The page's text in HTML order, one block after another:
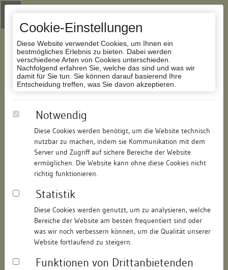
Cookie-Einstellungen
Diese Website verwendet Cookies, um Ihnen ein
bestmögliches Erlebnis zu bieten. Dabei werden
verschiedene Arten von Cookies unterschieden.
Nachfolgend erfahren Sie, welche das sind und was wir
damit für Sie tun. Sie können darauf basierend Ihre
Entscheidung treffen, was Sie davon akzeptieren.
Notwendig
Diese Cookies werden benötigt, um die Website technisch
nutzbar zu machen, indem sie Kommunikation mit dem
Server und Zugriff auf sichere Bereiche der Website
ermöglichen. Die Website kann ohne diese Cookies nicht
richtig funktionieren.
Statistik
Diese Cookies werden genutzt, um zu analysieren, welche
Bereiche der Website am besten frequentiert sind oder
was wir noch verbessern können, um die Qualität unserer
Website fortlaufend zu steigern.
Funktionen von Drittanbietenden
Zur Navigation springen
Zum Inhalt der Website springen
Datenbank Bauforschung/Restaurierung
147970383521/Datum:30.01.2012
Datenbestand:
Bauforschung
Als PDF herunterladen:
Objektdaten
Straße: Salmannsweilergasse
Hausnummer: 15
Postleitzahl: 78462